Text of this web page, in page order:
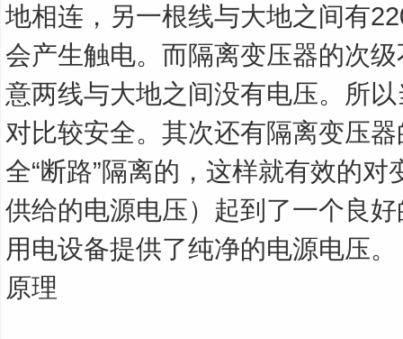
地相连，另一根线与大地之间有
会产生触电。而隔离变压器的次
意两线与大地之间没有电压。所
对比较安全。其次还有隔离变压
全“断路”隔离的，这样就有效的
供给的电源电压）起到了一个良
用电设备提供了纯净的电源电压。
原理